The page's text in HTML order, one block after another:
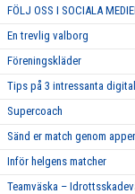
FÖLJ OSS I SOCIALA
En trevlig valborg
Föreningskläder
Tips på 3 intressanta
Supercoach
Sänd er match genom
Inför helgens matcher
Teamväska –